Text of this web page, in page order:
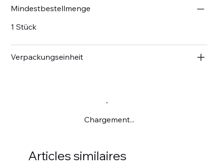
Mindestbestellmenge
1 Stück
Verpackungseinheit
Chargement...
Articles similaires